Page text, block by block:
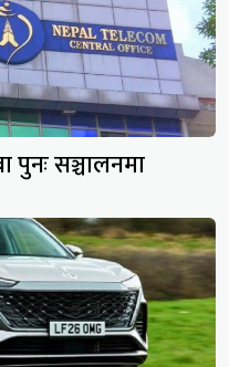
सञ्चालनमा